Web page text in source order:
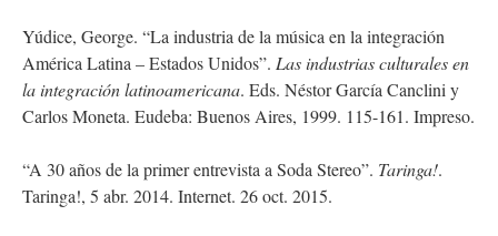
Yúdice, George. “La industria de la música en la integración
América Latina – Estados Unidos”. Las industrias culturales en
la integración latinoamericana. Eds. Néstor García Canclini y
Carlos Moneta. Eudeba: Buenos Aires, 1999. 115-161. Impreso.
“A 30 años de la primer entrevista a Soda Stereo”. Taringa!.
Taringa!, 5 abr. 2014. Internet. 26 oct. 2015.